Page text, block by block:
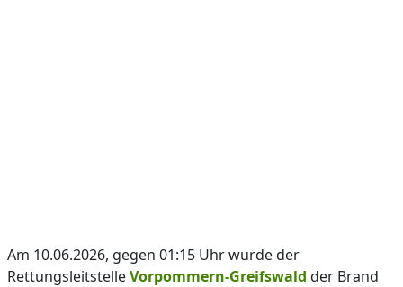
Am 10.06.2026, gegen 01:15 Uhr wurde der
RettungsleitstelleVorpommern-Greifswald der Brand